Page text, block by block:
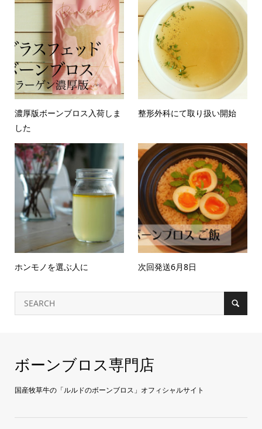
濃厚版ボーンブロス入荷しま
した
整形外科にて取り扱い開始
ホンモノを選ぶ人に 次回発送6月8日
ボーンブロス専門店
国産牧草牛の「ルルドのボーンブロス」オフィシャルサイト